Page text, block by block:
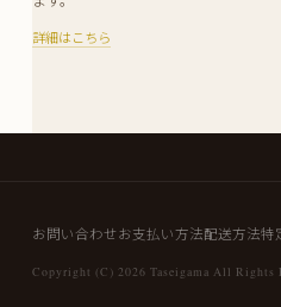
詳細はこちら
お問い合わせお支払い方法配送方法特
Copyright (C) 2026 Taseigama All Rights